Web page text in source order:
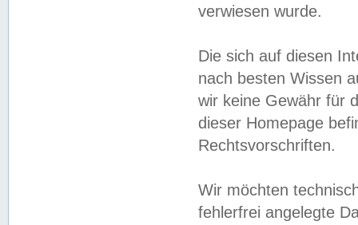
verwiesen wurde.
Die sich auf diesen
nach besten Wissen
wir keine Gewähr für
dieser Homepage
Rechtsvorschriften.
Wir möchten
fehlerfrei angelegte